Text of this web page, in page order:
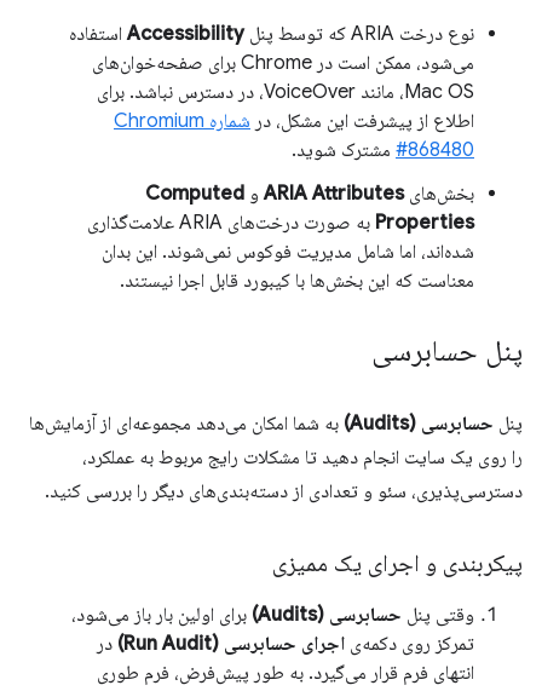
نوع درخت ARIA که توسط پنل Accessibilityاستفاده
می‌شود، ممکن است در Chrome برای صفحه‌خوان‌های
Mac OS، مانند VoiceOver، در دسترس نباشد. برای
اطلاع از پیشرفت این مشکل، در
شماره Chromium
#868480 مشترک شوید.
بخش‌هایARIA Attributesو Computed
Properties
به صورت درخت‌های ARIA علامت‌گذاری
شده‌اند، اما شامل مدیریت فوکوس نمی‌شوند. این بدان
معناست که این بخش‌ها با کیبورد قابل اجرا نیستند.
پنل حسابرسی
پنل حسابرسی (Audits)
به شما امکان می‌دهد مجموعه‌ای از آزمایش‌ها
را روی یک سایت انجام دهید تا مشکلات رایج مربوط به عملکرد،
دسترسی‌پذیری، سئو و تعدادی از دسته‌بندی‌های دیگر را بررسی کنید.
پیکربندی و اجرای یک ممیزی
وقتی پنل حسابرسی (Audits)
برای اولین بار باز می‌شود،
تمرکز روی دکمه‌ی اجرای حسابرسی (Run Audit)
در
انتهای فرم قرار می‌گیرد. به طور پیش‌فرض، فرم طوری